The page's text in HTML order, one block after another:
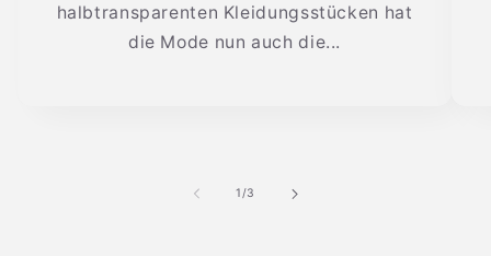
halbtransparenten Kleidungsstücken hat
die Mode nun auch die...
1/von
3